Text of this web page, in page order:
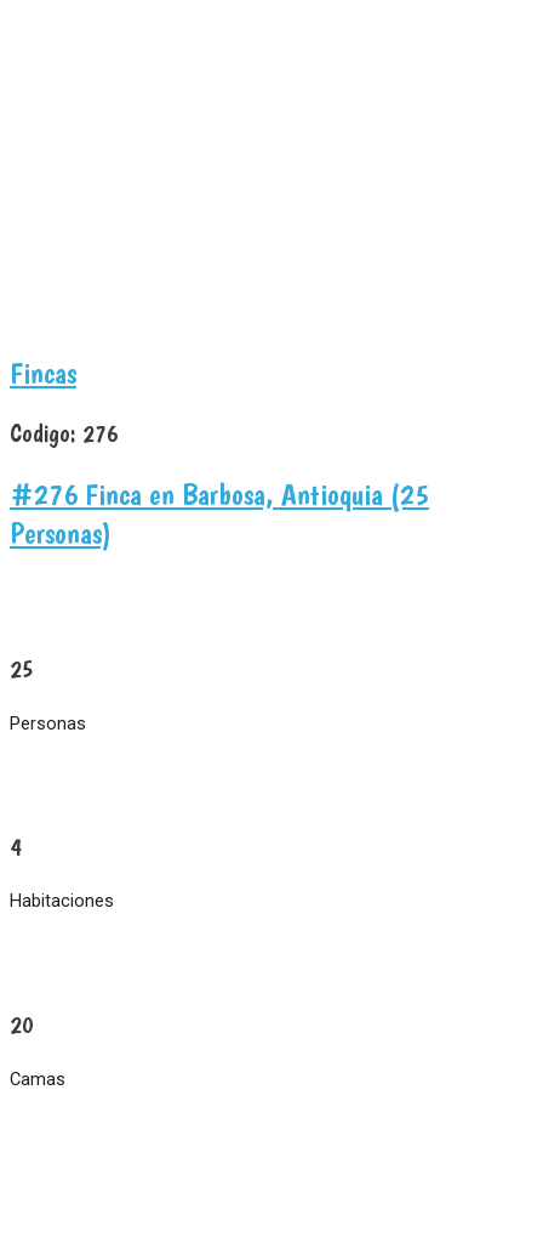
Fincas
Codigo: 276
#276 Finca en Barbosa, Antioquia (25
Personas)
25
Personas
4
Habitaciones
20
Camas